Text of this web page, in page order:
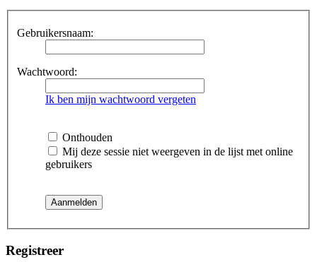
Gebruikersnaam:
Wachtwoord:
Ik ben mijn wachtwoord vergeten
Onthouden
Mij deze sessie niet weergeven in de lijst met online
gebruikers
Registreer